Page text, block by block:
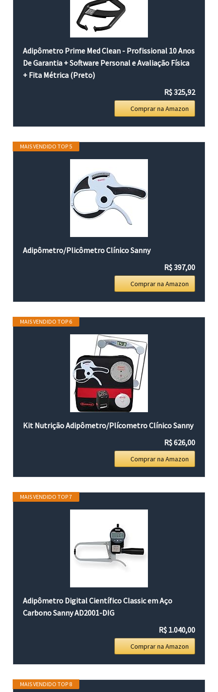
Adipômetro Prime Med Clean - Profissional 10 Anos
De Garantia + Software Personal e Avaliação Física
+ Fita Métrica (Preto)
R$ 325,92
Comprar na Amazon
MAIS VENDIDO TOP 5
Adipômetro/Plicômetro Clínico Sanny
R$ 397,00
Comprar na Amazon
MAIS VENDIDO TOP 6
Kit Nutrição Adipômetro/Plícometro Clínico Sanny
R$ 626,00
Comprar na Amazon
MAIS VENDIDO TOP 7
Adipômetro Digital Científico Classic em Aço
Carbono Sanny AD2001-DIG
R$ 1.040,00
Comprar na Amazon
MAIS VENDIDO TOP 8